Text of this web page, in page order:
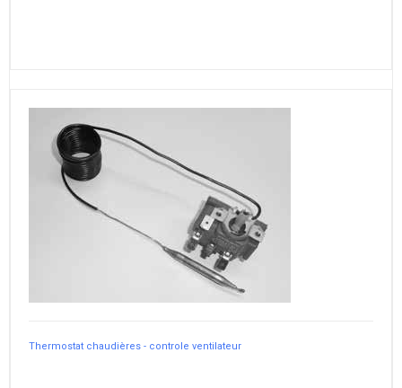
Thermostat chaudières - controle ventilateur